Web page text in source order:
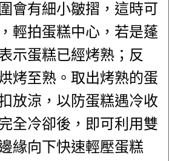
會有細小皺摺，這時可
輕拍蛋糕中心，若是蓬
示蛋糕已經烤熟；反
烤至熟。取出烤熟的蛋
放涼，以防蛋糕遇冷收
全冷卻後，即可利用雙
緣向下快速輕壓蛋糕